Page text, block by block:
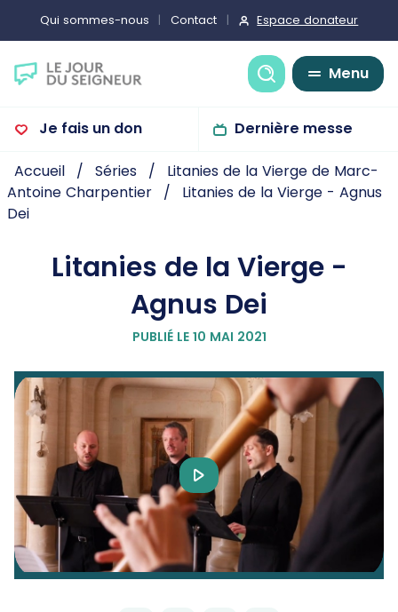
Qui sommes-nous Contact Espace donateur
Recherche
Menu
Je fais un don Dernière messe
Accueil Séries
Litanies de la Vierge de Marc-
Antoine Charpentier
Litanies de la Vierge - Agnus
Dei
Litanies de la Vierge -
Agnus Dei
PUBLIÉ LE 10 MAI 2021
Play
Video